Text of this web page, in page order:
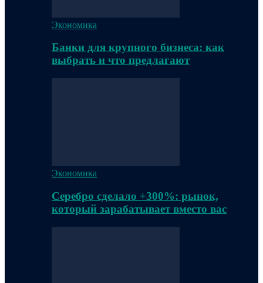
Экономика
Банки для крупного бизнеса: как
выбрать и что предлагают
Экономика
Серебро сделало +300%: рынок,
который зарабатывает вместо вас